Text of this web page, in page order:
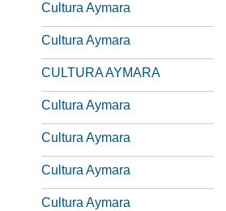
Cultura Aymara
Cultura Aymara
CULTURA AYMARA
Cultura Aymara
Cultura Aymara
Cultura Aymara
Cultura Aymara